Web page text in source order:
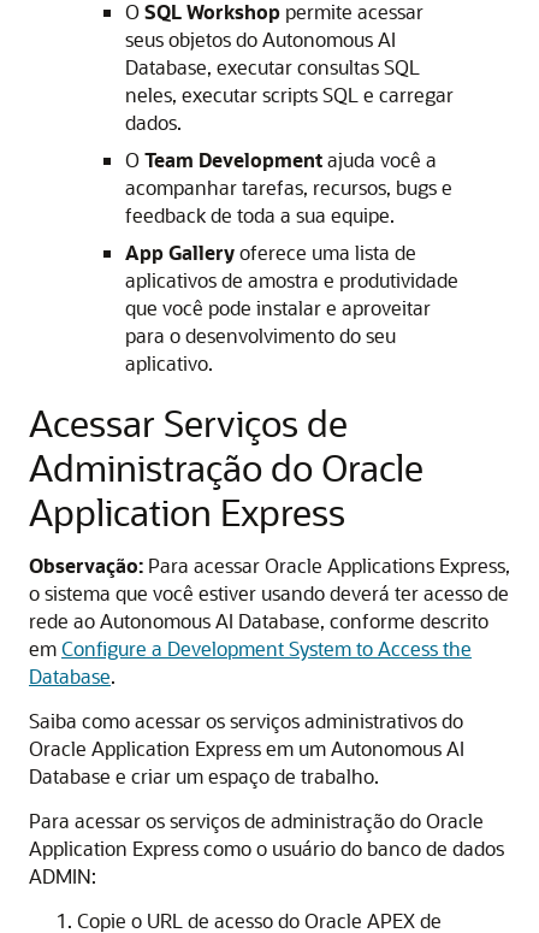
OSQL Workshop permite acessar
seus objetos do Autonomous AI
Database, executar consultas SQL
neles, executar scripts SQL e carregar
dados.
OTeam Developmentajuda você a
acompanhar tarefas, recursos, bugs e
feedback de toda a sua equipe.
App Galleryoferece uma lista de
aplicativos de amostra e produtividade
que você pode instalar e aproveitar
para o desenvolvimento do seu
aplicativo.
Acessar Serviços de
Administração do Oracle
Application Express
Observação: Para acessar Oracle Applications Express,
o sistema que você estiver usando deverá ter acesso de
rede ao Autonomous AI Database, conforme descrito
emConfigure a Development System to Access the
Database.
Saiba como acessar os serviços administrativos do
Oracle Application Express em um Autonomous AI
Database e criar um espaço de trabalho.
Para acessar os serviços de administração do Oracle
Application Express como o usuário do banco de dados
ADMIN:
Copie o URL de acesso do Oracle APEX de